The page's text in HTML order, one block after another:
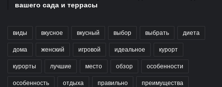
вашего сада и террасы
виды вкусное вкусный выбор выбрать диета
дома женский игровой идеальное курорт
курорты лучшие место обзор особенности
особенность отдыха правильно преимущества